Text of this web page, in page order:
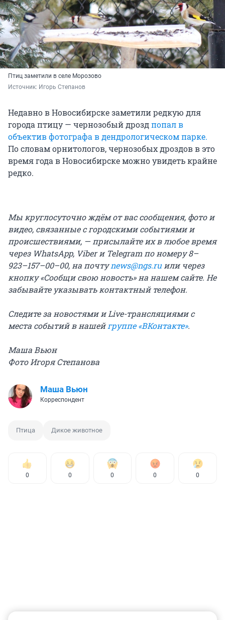
Птиц заметили в селе Морозово
Источник: Игорь Степанов
Недавно в Новосибирске заметили редкую для
города птицу — чернозобый дроздпопал в
объектив фотографа в дендрологическом парке.
По словам орнитологов, чернозобых дроздов в это
время года в Новосибирске можно увидеть крайне
редко.
Мы круглосуточно ждём от вас сообщения, фото и
видео, связанные с городскими событиями и
происшествиями, — присылайте их в любое время
через WhatsApp, Viber и Telegram по номеру 8–
923–157–00–00, на почтуnews@ngs.ruили через
кнопку «Сообщи свою новость» на нашем сайте. Не
забывайте указывать контактный телефон.
Следите за новостями и Live-трансляциями с
места событий в нашей группе «ВКонтакте».
Маша Вьюн
Фото Игоря Степанова
Маша Вьюн
Корреспондент
Птица Дикое животное
0 0 0 0 0